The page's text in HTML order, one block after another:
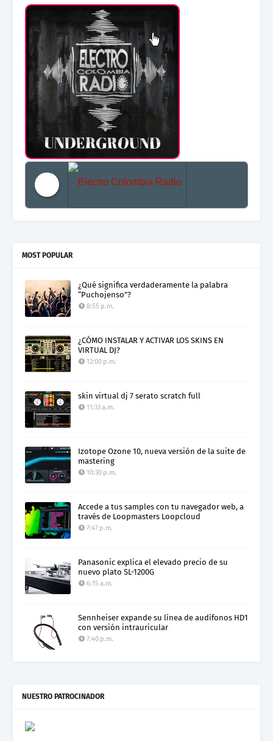
MOST POPULAR
¿Qué significa verdaderamente la palabra
“Puchojenso”?
8:55 p.m.
¿CÓMO INSTALAR Y ACTIVAR LOS SKINS EN
VIRTUAL DJ?
12:00 p.m.
skin virtual dj 7 serato scratch full
11:33 a.m.
Izotope Ozone 10, nueva versión de la suite de
mastering
10:30 p.m.
Accede a tus samples con tu navegador web, a
través de Loopmasters Loopcloud
7:47 p.m.
Panasonic explica el elevado precio de su
nuevo plato SL-1200G
6:15 a.m.
Sennheiser expande su línea de audífonos HD1
con versión intrauricular
7:40 p.m.
NUESTRO PATROCINADOR